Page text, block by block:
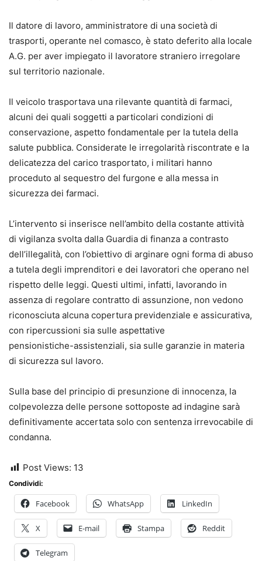
Il datore di lavoro, amministratore di una società di
trasporti, operante nel comasco, è stato deferito alla locale
A.G. per aver impiegato il lavoratore straniero irregolare
sul territorio nazionale.
Il veicolo trasportava una rilevante quantità di farmaci,
alcuni dei quali soggetti a particolari condizioni di
conservazione, aspetto fondamentale per la tutela della
salute pubblica. Considerate le irregolarità riscontrate e la
delicatezza del carico trasportato, i militari hanno
proceduto al sequestro del furgone e alla messa in
sicurezza dei farmaci.
L’intervento si inserisce nell’ambito della costante attività
di vigilanza svolta dalla Guardia di finanza a contrasto
dell’illegalità, con l’obiettivo di arginare ogni forma di abuso
a tutela degli imprenditori e dei lavoratori che operano nel
rispetto delle leggi. Questi ultimi, infatti, lavorando in
assenza di regolare contratto di assunzione, non vedono
riconosciuta alcuna copertura previdenziale e assicurativa,
con ripercussioni sia sulle aspettative
pensionistiche-assistenziali, sia sulle garanzie in materia
di sicurezza sul lavoro.
Sulla base del principio di presunzione di innocenza, la
colpevolezza delle persone sottoposte ad indagine sarà
definitivamente accertata solo con sentenza irrevocabile di
condanna.
Post Views: 13
Condividi:
Facebook WhatsApp LinkedIn
X E-mail Stampa Reddit
Telegram